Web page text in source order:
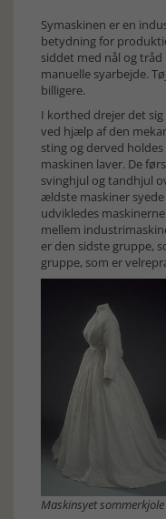
Symaskinen er en
betydning for
siddet med nål og
manuelle syarbejde.
billigere.
I korthed drejer det
ved hjælp af den
sting og derved
maskinen laver. De
svinghjul og tandhjul
ældste maskiner
udvikledes
mellem
er den sidste gruppe,
gruppe, som er
Maskinsyet